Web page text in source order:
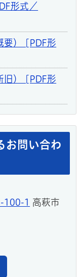
形式／
要） [PDF形
旧） [PDF形
お問い合わ
100-1
高萩市